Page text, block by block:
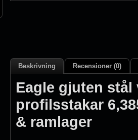
Beskrivning Recensioner (0)
Eagle gjuten stål
profilsstakar
& ramlager